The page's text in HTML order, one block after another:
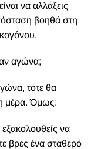
να αλλάξεις
βοηθά στη
αγώνα;
τότε θα
μέρα. Όμως:
να
βρες ένα σταθερό